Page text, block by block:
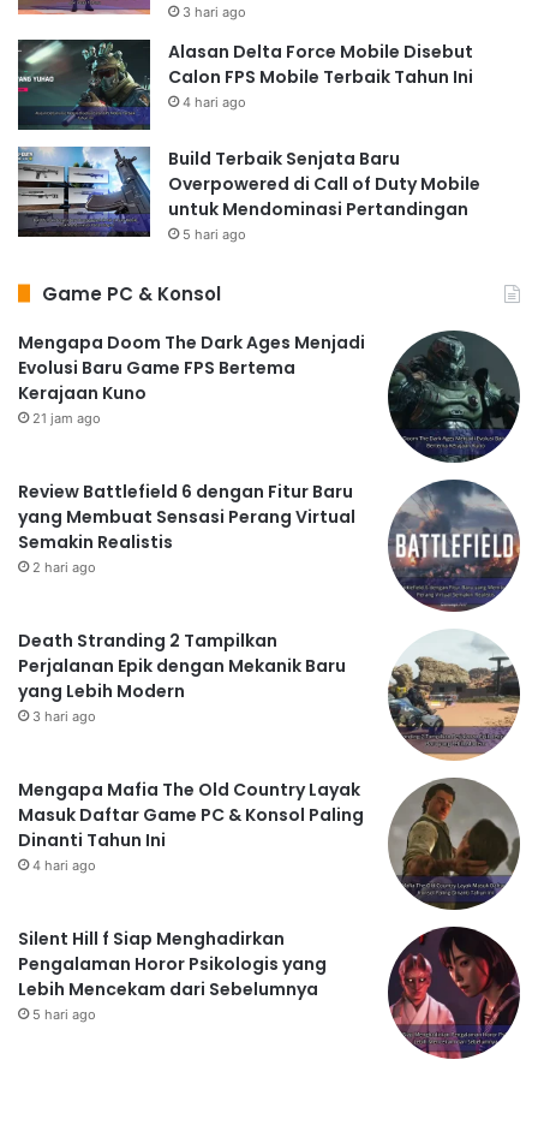
3 hari ago
Alasan Delta Force Mobile Disebut
Calon FPS Mobile Terbaik Tahun Ini
4 hari ago
Build Terbaik Senjata Baru
Overpowered di Call of Duty Mobile
untuk Mendominasi Pertandingan
5 hari ago
Game PC & Konsol
Mengapa Doom The Dark Ages Menjadi
Evolusi Baru Game FPS Bertema
Kerajaan Kuno
21 jam ago
Review Battlefield 6 dengan Fitur Baru
yang Membuat Sensasi Perang Virtual
Semakin Realistis
2 hari ago
Death Stranding 2 Tampilkan
Perjalanan Epik dengan Mekanik Baru
yang Lebih Modern
3 hari ago
Mengapa Mafia The Old Country Layak
Masuk Daftar Game PC & Konsol Paling
Dinanti Tahun Ini
4 hari ago
Silent Hill f Siap Menghadirkan
Pengalaman Horor Psikologis yang
Lebih Mencekam dari Sebelumnya
5 hari ago